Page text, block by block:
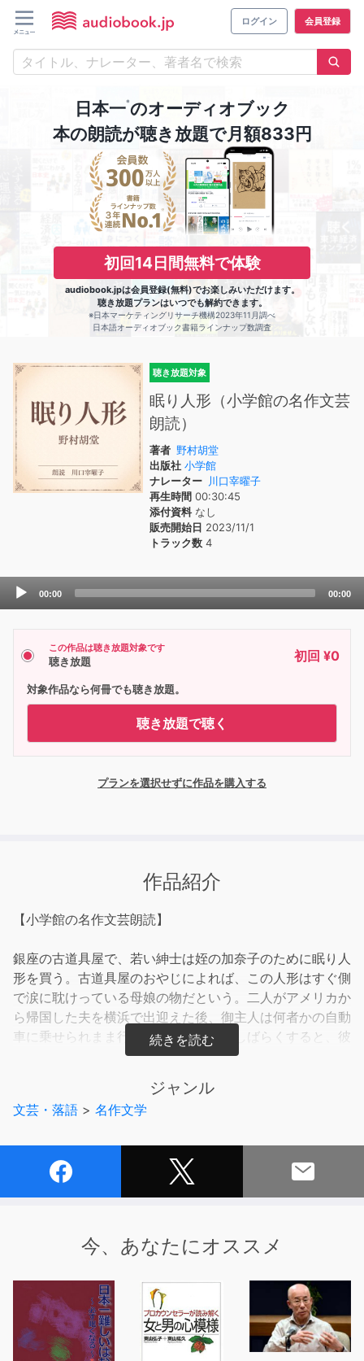
ログイン 会員登録
日本一※のオーディオブック
本の朗読が聴き放題で月額833円
初回14日間無料で体験
audiobook.jpは会員登録(無料)でお楽しみいただけます。
聴き放題プランはいつでも解約できます。
※日本マーケティングリサーチ機構2023年11月調べ
日本語オーディオブック書籍ラインナップ数調査
聴き放題対象
眠り人形（小学館の名作文芸
朗読）
著者 野村胡堂
出版社 小学館
ナレーター 川口宰曜子
再生時間 00:30:45
添付資料なし
販売開始日 2023/11/1
トラック数 4
Audio
00:00 00:00
この作品は聴き放題対象です
聴き放題 初回 ¥0
対象作品なら何冊でも聴き放題。
聴き放題で聴く
プランを選択せずに作品を購入する
作品紹介
【小学館の名作文芸朗読】
銀座の古道具屋で、若い紳士は姪の加奈子のために眠り人
形を買う。古道具屋のおやじによれば、この人形はすぐ側
で涙に耽けっている母娘の物だという。二人がアメリカか
ら帰国した夫を横浜で出迎えた後、御主人は何者かの自動
車に乗せられまま行方不明になった。しばらくすると、彼
が持ち帰った鞄だけが届き、中にこの人形があったらし
ジャンル
文芸・落語 > 名作文学
今、あなたにオススメ